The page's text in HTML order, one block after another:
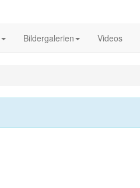
Bildergalerien Videos